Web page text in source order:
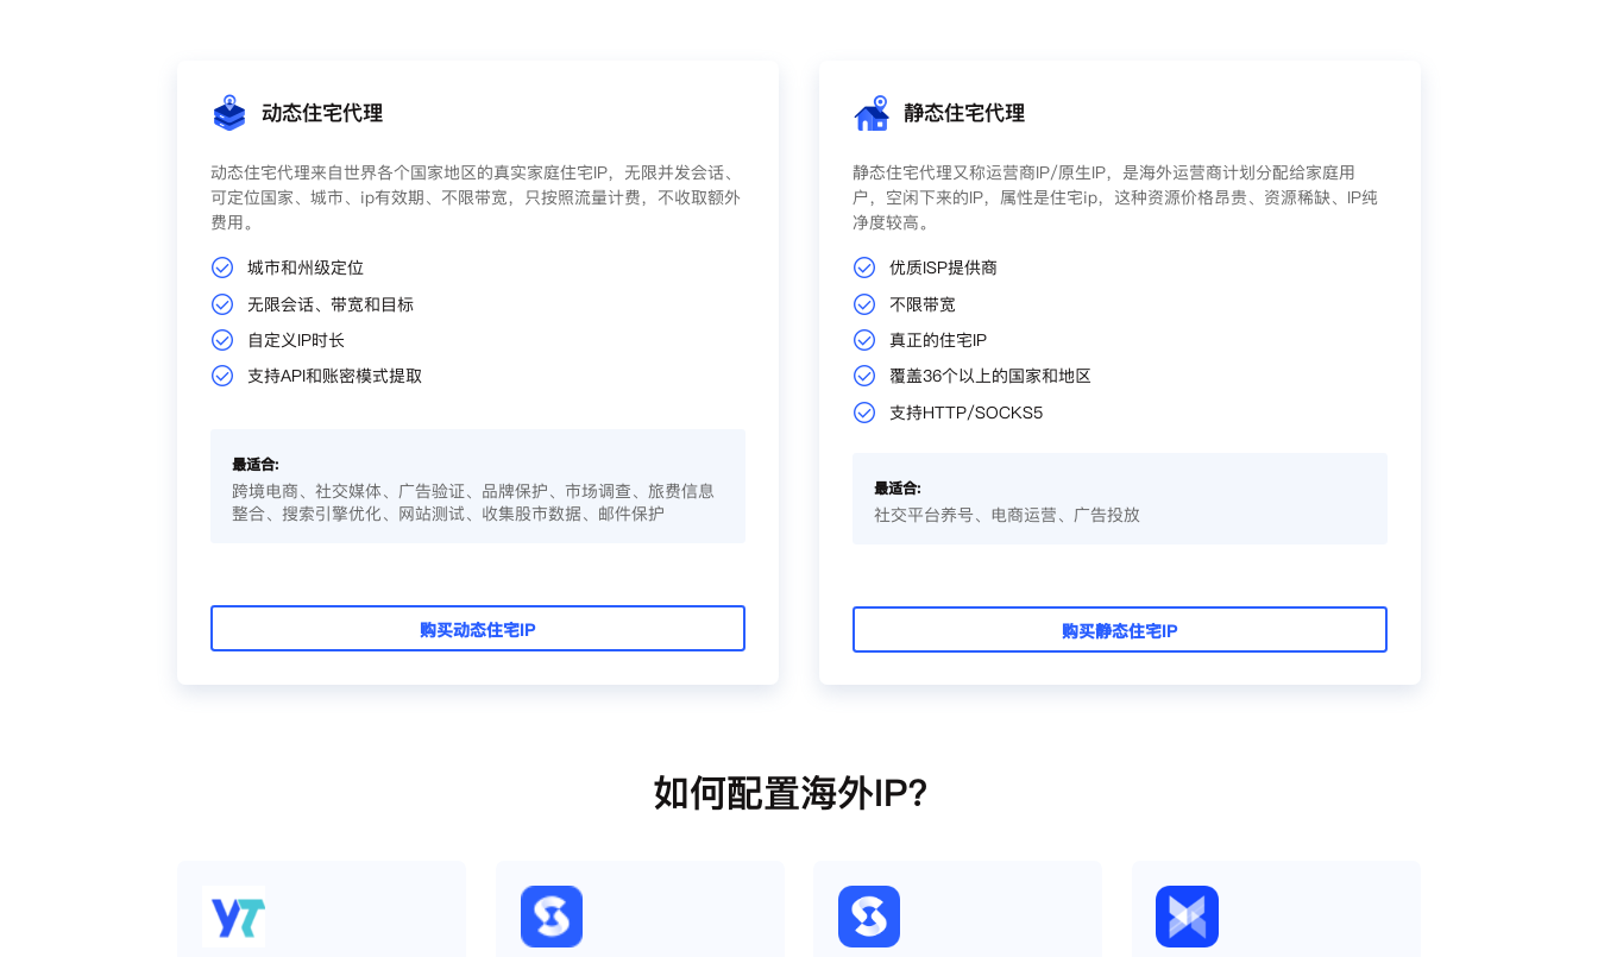
动态住宅代理
动态住宅代理来自世界各个国家地区的真实家庭住宅IP，无限并发会话、
可定位国家、城市、ip有效期、不限带宽，只按照流量计费，不收取额外
费用。
城市和州级定位
无限会话、带宽和目标
自定义IP时长
支持API和账密模式提取
最适合:
跨境电商、社交媒体、广告验证、品牌保护、市场调查、旅费信息
整合、搜索引擎优化、网站测试、收集股市数据、邮件保护
购买动态住宅IP
静态住宅代理
静态住宅代理又称运营商IP/原生IP，是海外运营商计划分配给家庭用
户，空闲下来的IP，属性是住宅ip，这种资源价格昂贵、资源稀缺、IP纯
净度较高。
优质ISP提供商
不限带宽
真正的住宅IP
覆盖36个以上的国家和地区
支持HTTP/SOCKS5
最适合:
社交平台养号、电商运营、广告投放
购买静态住宅IP
如何配置海外IP？